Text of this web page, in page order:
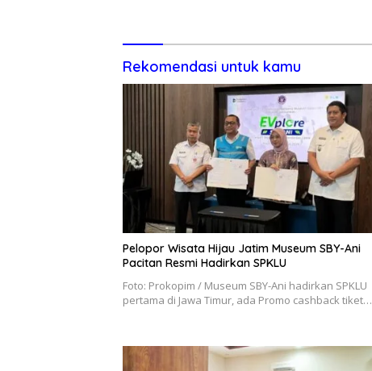
Rekomendasi untuk kamu
Pelopor Wisata Hijau Jatim Museum SBY-Ani
Pacitan Resmi Hadirkan SPKLU
Foto: Prokopim / Museum SBY-Ani hadirkan SPKLU
pertama di Jawa Timur, ada Promo cashback tiket…